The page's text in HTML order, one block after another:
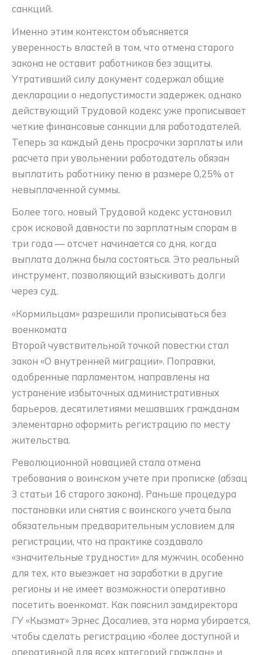
санкций.
Именно этим контекстом объясняется
уверенность властей в том, что отмена старого
закона не оставит работников без защиты.
Утративший силу документ содержал общие
декларации о недопустимости задержек, однако
действующий Трудовой кодекс уже прописывает
четкие финансовые санкции для работодателей.
Теперь за каждый день просрочки зарплаты или
расчета при увольнении работодатель обязан
выплатить работнику пеню в размере 0,25% от
невыплаченной суммы.
Более того, новый Трудовой кодекс установил
срок исковой давности по зарплатным спорам в
три года — отсчет начинается со дня, когда
выплата должна была состояться. Это реальный
инструмент, позволяющий взыскивать долги
через суд.
«Кормильцам» разрешили прописываться без
военкомата
Второй чувствительной точкой повестки стал
закон «О внутренней миграции». Поправки,
одобренные парламентом, направлены на
устранение избыточных административных
барьеров, десятилетиями мешавших гражданам
элементарно оформить регистрацию по месту
жительства.
Революционной новацией стала отмена
требования о воинском учете при прописке (абзац
3 статьи 16 старого закона). Раньше процедура
постановки или снятия с воинского учета была
обязательным предварительным условием для
регистрации, что на практике создавало
«значительные трудности» для мужчин, особенно
для тех, кто выезжает на заработки в другие
регионы и не имеет возможности оперативно
посетить военкомат. Как пояснил замдиректора
ГУ «Кызмат» Эрнес Досалиев, эта норма убирается,
чтобы сделать регистрацию «более доступной и
оперативной для всех категорий граждан» и